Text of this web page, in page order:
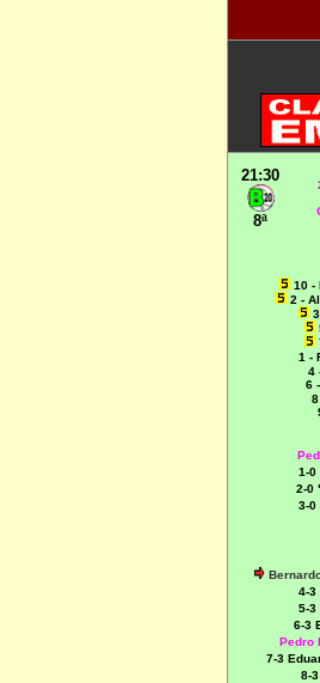
21:30
8ª
10 -
2 -
1 -
4
6
1-0
2-0
3-0
4-3
5-3
6-3
Pedro
7-3
8-